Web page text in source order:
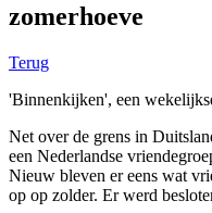
zomerhoeve
Terug
'Binnenkijken', een
Net over de grens in
een Nederlandse
Nieuw bleven er eens wat
op op zolder. Er werd